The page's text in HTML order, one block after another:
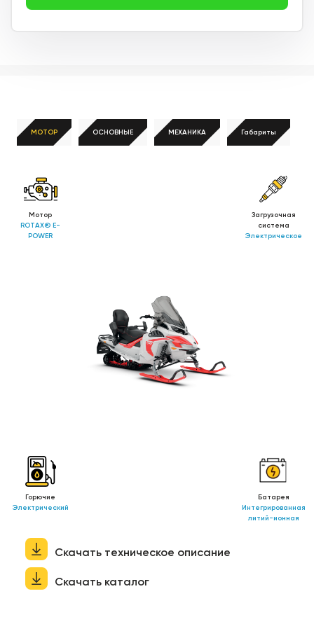
МОТОР ОСНОВНЫЕ МЕХАНИКА Габариты
Мотор
ROTAX® E-
POWER
Загрузочная
система
Электрическое
Горючие
Электрический
Батарея
Интегрированная
литий-ионная
Скачать техническое описание
Скачать каталог